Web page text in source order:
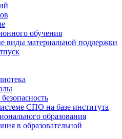
обучения
виды материальной поддержки
СПО на базе института
образования
в образовательной